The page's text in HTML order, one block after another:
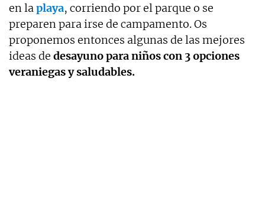
en laplaya, corriendo por el parque o se
preparen para irse de campamento. Os
proponemos entonces algunas de las mejores
ideas de desayuno para niños con 3 opciones
veraniegas y saludables.